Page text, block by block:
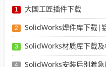
1 大国工匠插件下载
2 SolidWorks焊件库下载|铝型
3 SolidWorks材质库下载
4 SolidWorks安装后别着急用，这八